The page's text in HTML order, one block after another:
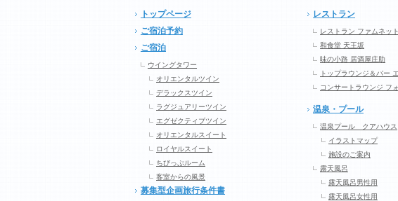
トップページ
ご宿泊予約
ご宿泊
ウイングタワー
オリエンタルツイン
デラックスツイン
ラグジュアリーツイン
エグゼクティブツイン
オリエンタルスイート
ロイヤルスイート
ちびっぷルーム
客室からの風景
募集型企画旅行条件書
レストラン
レストラン ファムネット
和食堂 天王坂
味の小路 居酒屋庄助
トップラウンジ＆バー
コンサートラウンジ フ
温泉・プール
温泉プール クアハウス
イラストマップ
施設のご案内
露天風呂
露天風呂男性用
露天風呂女性用